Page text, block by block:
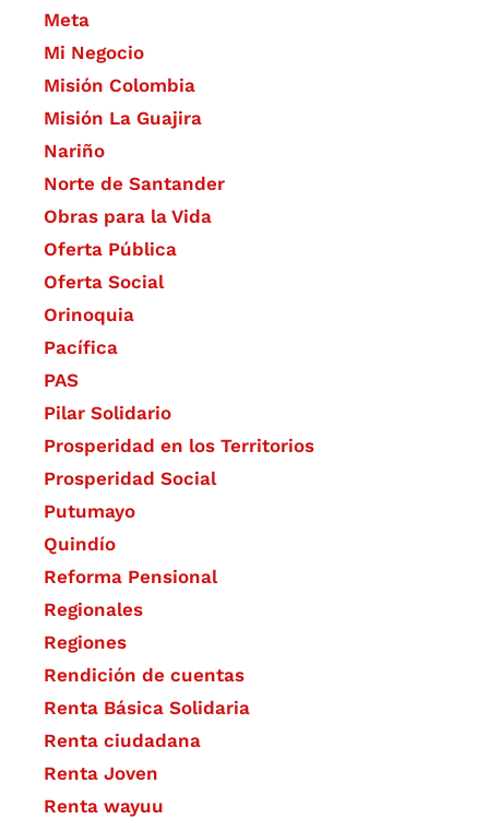
Meta
Mi Negocio
Misión Colombia
Misión La Guajira
Nariño
Norte de Santander
Obras para la Vida
Oferta Pública
Oferta Social​​
Orinoquia
Pacífica
PAS
Pilar Solidario
Prosperidad en los Territorios
Prosperidad Social
Putumayo
Quindío
Reforma Pensional
Regionales
Regiones
Rendición de cuentas
Renta Básica Solidaria
Renta ciudadana
Renta Joven
Renta wayuu